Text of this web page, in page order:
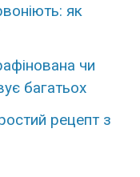
як
чи
багатьох
рецепт з